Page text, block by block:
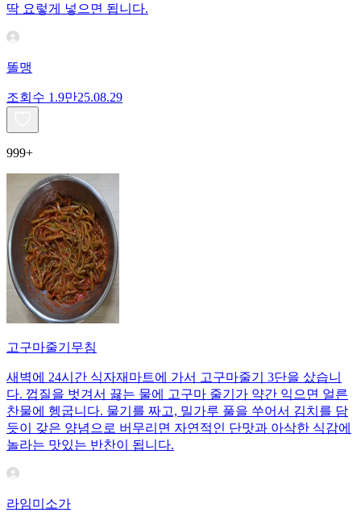
딱 요렇게 넣으면 됩니다.
똘맹
조회수 1.9만25.08.29
999+
고구마줄기무침
새벽에 24시간 식자재마트에 가서 고구마줄기 3단을 샀습니
다. 껍질을 벗겨서 끓는 물에 고구마 줄기가 약간 익으면 얼른
찬물에 헹굽니다. 물기를 짜고, 밀가루 풀을 쑤어서 김치를 담
듯이 갖은 양념으로 버무리면 자연적인 단맛과 아삭한 식감에
놀라는 맛있는 반찬이 됩니다.
라임미소가